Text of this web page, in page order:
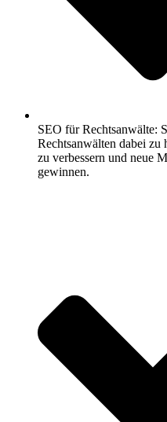
SEO für Rechtsanwälte:
Rechtsanwälten dabei zu
zu verbessern und neue
gewinnen.